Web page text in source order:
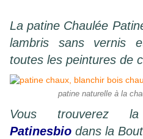
La patine Chaulée
lambris sans vernis
toutes les peintures de
patine naturelle à la
Vous trouverez
Patinesbio dans la